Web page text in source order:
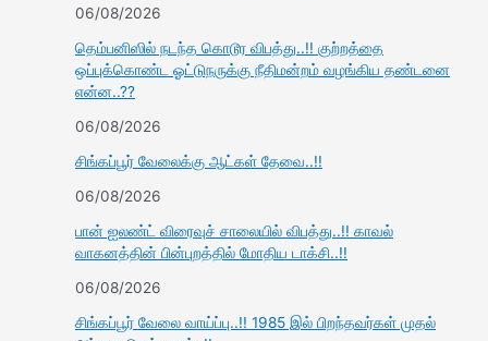
06/08/2026
தெம்பனிஸில் நடந்த கொடூர விபத்து..!! குற்றத்தை
ஒப்புக்கொண்ட ஓட்டுநருக்கு நீதிமன்றம் வழங்கிய தண்டனை
என்ன..??
06/08/2026
சிங்கப்பூர் வேலைக்கு ஆட்கள் தேவை..!!
06/08/2026
பான் ஐலண்ட் விரைவுச் சாலையில் விபத்து..!! காவல்
வாகனத்தின் பின்புறத்தில் மோதிய டாக்சி..!!
06/08/2026
சிங்கப்பூர் வேலை வாய்ப்பு..!! 1985 இல் பிறந்தவர்கள் முதல்